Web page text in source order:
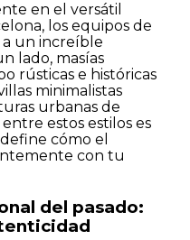
en el versátil
los equipos de
un increíble
lado, masías
rústicas e históricas
minimalistas
urbanas de
estos estilos es
cómo el
con tu
del pasado: